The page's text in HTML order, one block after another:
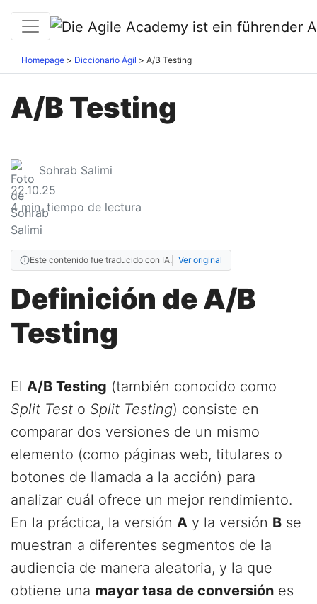
Homepage Diccionario Ágil A/B Testing
A/B Testing
Sohrab Salimi
22.10.25
4min. tiempo de lectura
Este contenido fue traducido con IA. Ver original
Definición de A/B
Testing
El A/B Testing (también conocido como
Split Test o Split Testing) consiste en
comparar dos versiones de un mismo
elemento (como páginas web, titulares o
botones de llamada a la acción) para
analizar cuál ofrece un mejor rendimiento.
En la práctica, la versión A y la versión B se
muestran a diferentes segmentos de la
audiencia de manera aleatoria, y la que
obtiene una mayor tasa de conversión es